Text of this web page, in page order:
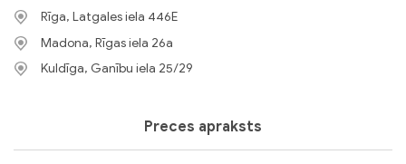
Rīga, Latgales iela 446E
Madona, Rīgas iela 26a
Kuldīga, Ganību iela 25/29
Preces apraksts